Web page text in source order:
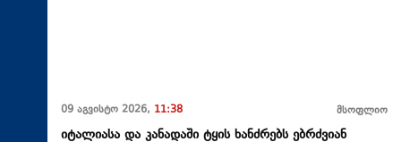
09 აგვისტო 2026, 11:38 მსოფლიო
იტალიასა და კანადაში ტყის ხანძრებს ებრძვიან